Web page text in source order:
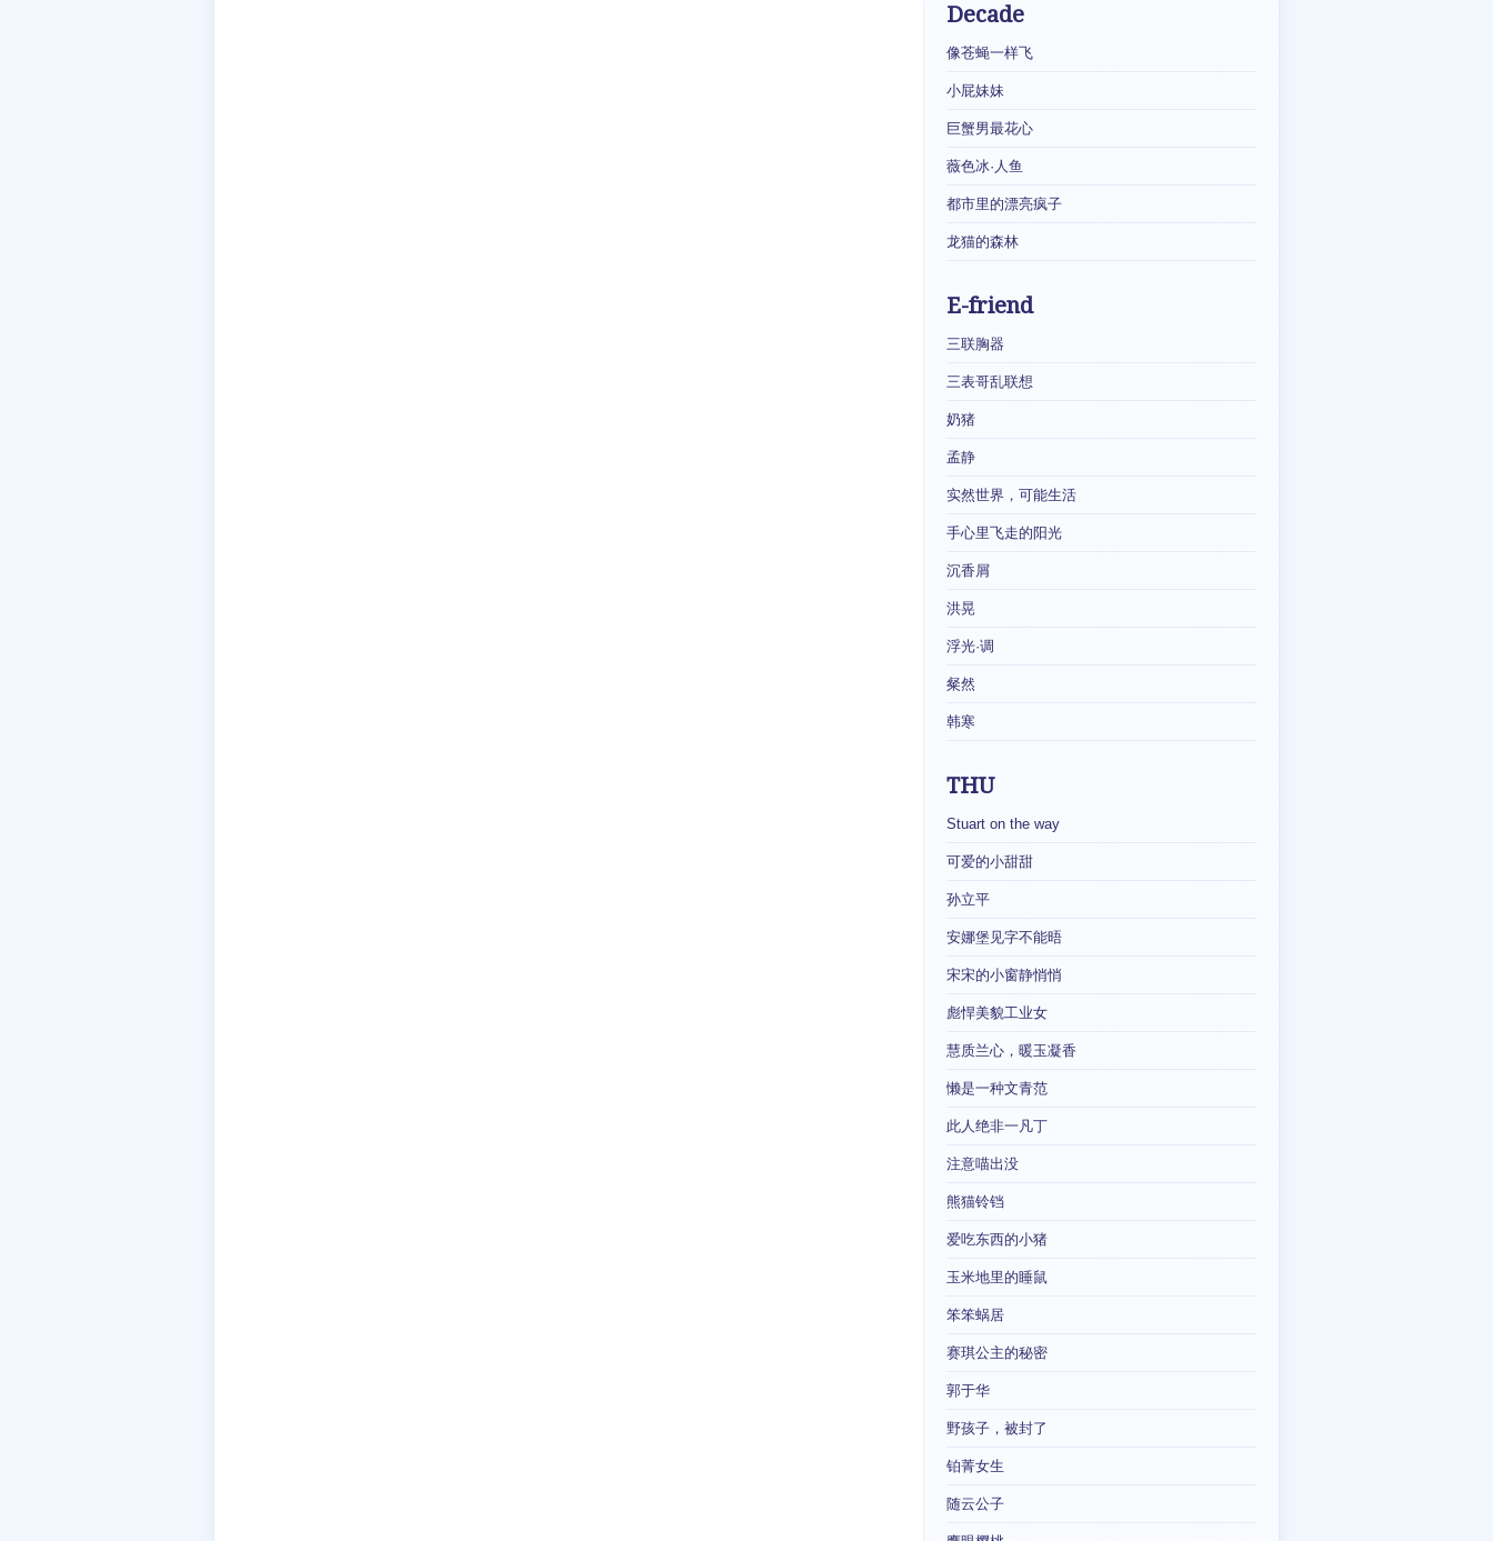
Decade
像苍蝇一样飞
小屁妹妹
巨蟹男最花心
薇色冰·人鱼
都市里的漂亮疯子
龙猫的森林
E-friend
三联胸器
三表哥乱联想
奶猪
孟静
实然世界，可能生活
手心里飞走的阳光
沉香屑
洪晃
浮光·调
粲然
韩寒
THU
Stuart on the way
可爱的小甜甜
孙立平
安娜堡见字不能晤
宋宋的小窗静悄悄
彪悍美貌工业女
慧质兰心，暖玉凝香
懒是一种文青范
此人绝非一凡丁
注意喵出没
熊猫铃铛
爱吃东西的小猪
玉米地里的睡鼠
笨笨蜗居
赛琪公主的秘密
郭于华
野孩子，被封了
铂菁女生
随云公子